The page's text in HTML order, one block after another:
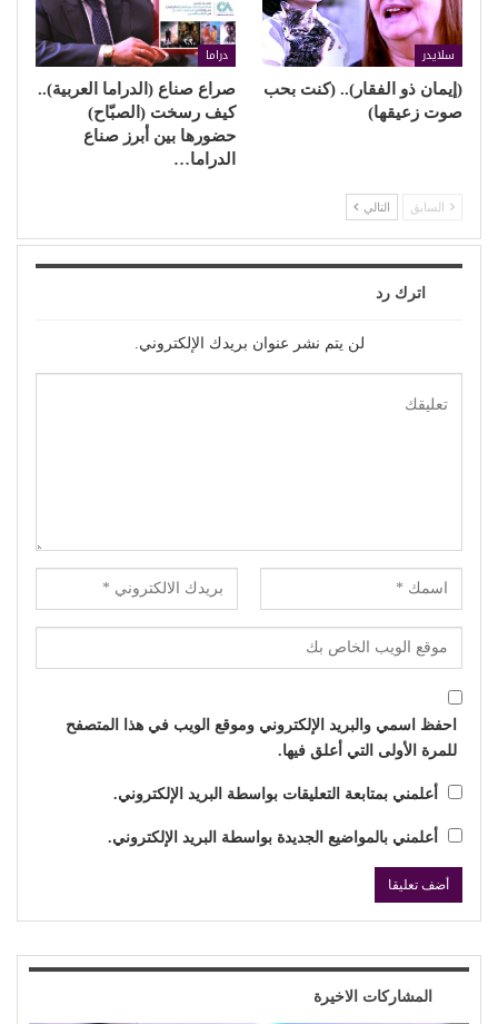
سلايدر
(إيمان ذو الفقار).. (كنت بحب
صوت زعيقها)
دراما
صراع صناع (الدراما العربية)..
كيف رسخت (الصبّاح)
حضورها بين أبرز صناع
الدراما…
السابق التالي
اترك رد
لن يتم نشر عنوان بريدك الإلكتروني.
احفظ اسمي والبريد الإلكتروني وموقع الويب في هذا المتصفح
للمرة الأولى التي أعلق فيها.
أعلمني بمتابعة التعليقات بواسطة البريد الإلكتروني.
أعلمني بالمواضيع الجديدة بواسطة البريد الإلكتروني.
المشاركات الاخيرة